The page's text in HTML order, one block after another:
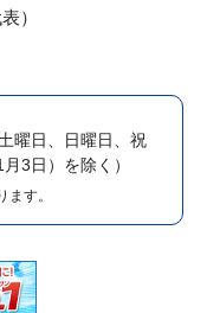
）
土曜日、日曜日、祝
3日）を除く）
す。